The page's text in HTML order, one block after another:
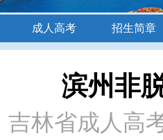
成人高考
招生简章
滨州非
吉林省成人高